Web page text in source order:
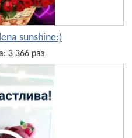
sunshine:)
3 366 раз